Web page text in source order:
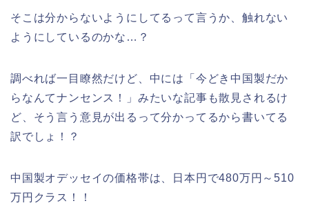
そこは分からないようにしてるって言うか、触れない
ようにしているのかな…？
調べれば一目瞭然だけど、中には「今どき中国製だか
らなんてナンセンス！」みたいな記事も散見されるけ
ど、そう言う意見が出るって分かってるから書いてる
訳でしょ！？
中国製オデッセイの価格帯は、日本円で480万円～510
万円クラス！！